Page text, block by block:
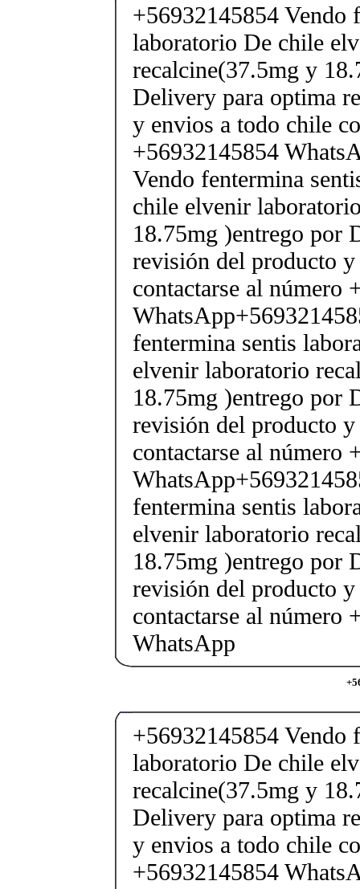
+56932145854 Vendo
laboratorio De chile
recalcine(37.5mg y
Delivery para optima
y envios a todo chile
+56932145854
Vendo fentermina
chile elvenir
18.75mg )entrego por
revisión del producto
contactarse al número
fentermina sentis
elvenir laboratorio
18.75mg )entrego por
revisión del producto
contactarse al número
fentermina sentis
elvenir laboratorio
18.75mg )entrego por
revisión del producto
contactarse al número
WhatsApp
+56932145854 Vendo
laboratorio De chile
recalcine(37.5mg y
Delivery para optima
y envios a todo chile
+56932145854